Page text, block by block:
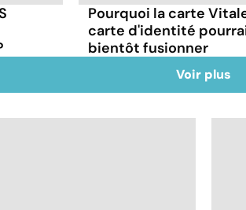
Pourquoi la carte
carte d'identité
bientôt fusionner
Voir plus